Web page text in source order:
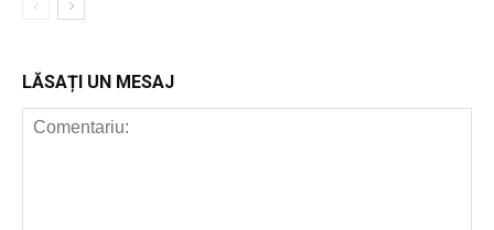
LĂSAȚI UN MESAJ